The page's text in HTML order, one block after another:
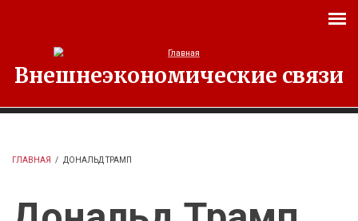
Внешнеэкономические связи
ГЛАВНАЯ / ДОНАЛЬД ТРАМП